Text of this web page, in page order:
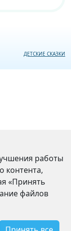
ДЕТСКИЕ СКАЗКИ
работы
контента,
«Принять
файлов